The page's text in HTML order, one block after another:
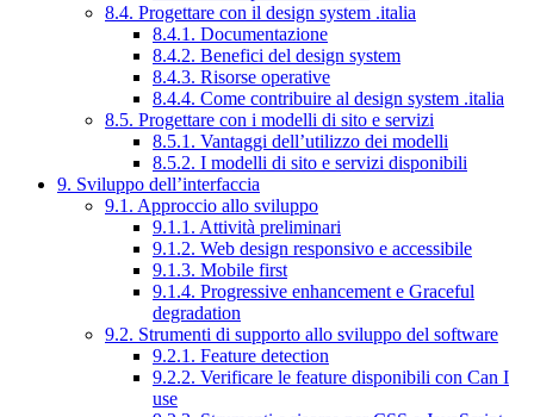
8.4. Progettare con il design system .italia
8.4.1. Documentazione
8.4.2. Benefici del design system
8.4.3. Risorse operative
8.4.4. Come contribuire al design system .italia
8.5. Progettare con i modelli di sito e servizi
8.5.1. Vantaggi dell’utilizzo dei modelli
8.5.2. I modelli di sito e servizi disponibili
9. Sviluppo dell’interfaccia
9.1. Approccio allo sviluppo
9.1.1. Attività preliminari
9.1.2. Web design responsivo e accessibile
9.1.3. Mobile first
9.1.4. Progressive enhancement e Graceful
degradation
9.2. Strumenti di supporto allo sviluppo del software
9.2.1. Feature detection
9.2.2. Verificare le feature disponibili con Can I
use